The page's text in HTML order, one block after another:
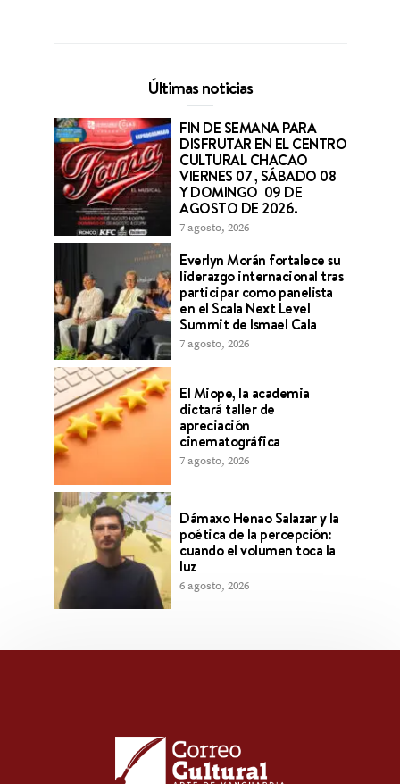
Últimas noticias
FIN DE SEMANA PARA
DISFRUTAR EN EL CENTRO
CULTURAL CHACAO
VIERNES 07 , SÁBADO 08
Y DOMINGO 09 DE
AGOSTO DE 2026.
7 agosto, 2026
Everlyn Morán fortalece su
liderazgo internacional tras
participar como panelista
en el Scala Next Level
Summit de Ismael Cala
7 agosto, 2026
El Miope, la academia
dictará taller de
apreciación
cinematográfica
7 agosto, 2026
Dámaxo Henao Salazar y la
poética de la percepción:
cuando el volumen toca la
luz
6 agosto, 2026